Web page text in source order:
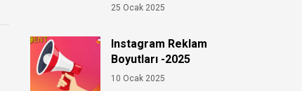
25 Ocak 2025
Instagram Reklam
Boyutları -2025
10 Ocak 2025